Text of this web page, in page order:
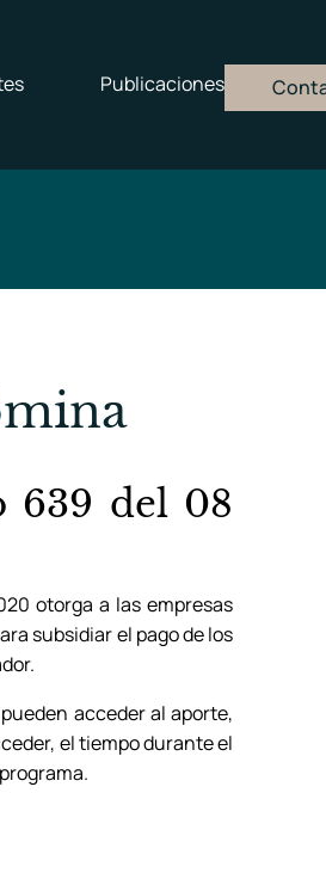
Publicaciones
639 del 08
otorga a las empresas
subsidiar el pago de los
acceder al aporte,
el tiempo durante el